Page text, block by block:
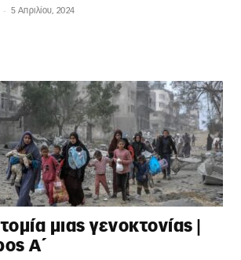
- 5 Απριλίου, 2024
μιας γενοκτονίας |
Α΄